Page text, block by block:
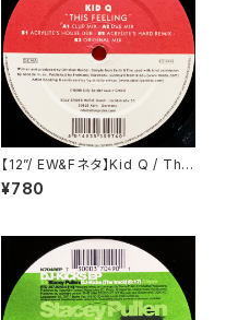
【12”/ EW&Fネタ】Kid Q / This
Feeling (Silly Spider Musi
c) (SSM 009)
¥780